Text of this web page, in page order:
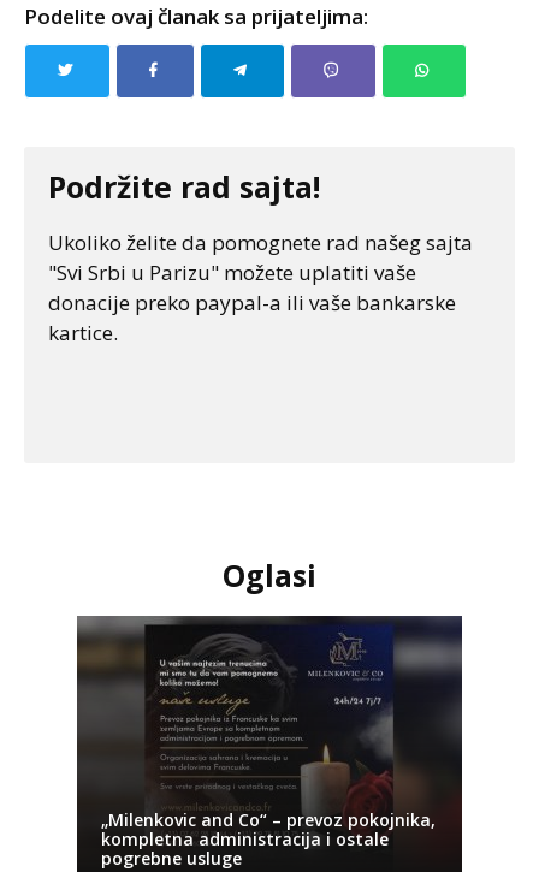
Podelite ovaj članak sa prijateljima:
Podržite rad sajta!
Ukoliko želite da pomognete rad našeg sajta
"Svi Srbi u Parizu" možete uplatiti vaše
donacije preko paypal-a ili vaše bankarske
kartice.
Oglasi
„Milenkovic and Co“ – prevoz pokojnika,
kompletna administracija i ostale
pogrebne usluge